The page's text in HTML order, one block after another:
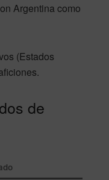
Argentina como
(Estados
de